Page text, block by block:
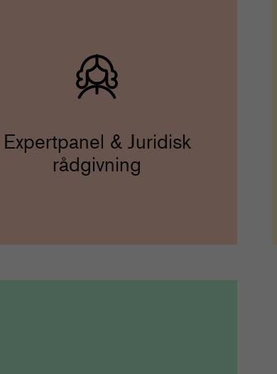
Expertpanel & Juridisk
rådgivning